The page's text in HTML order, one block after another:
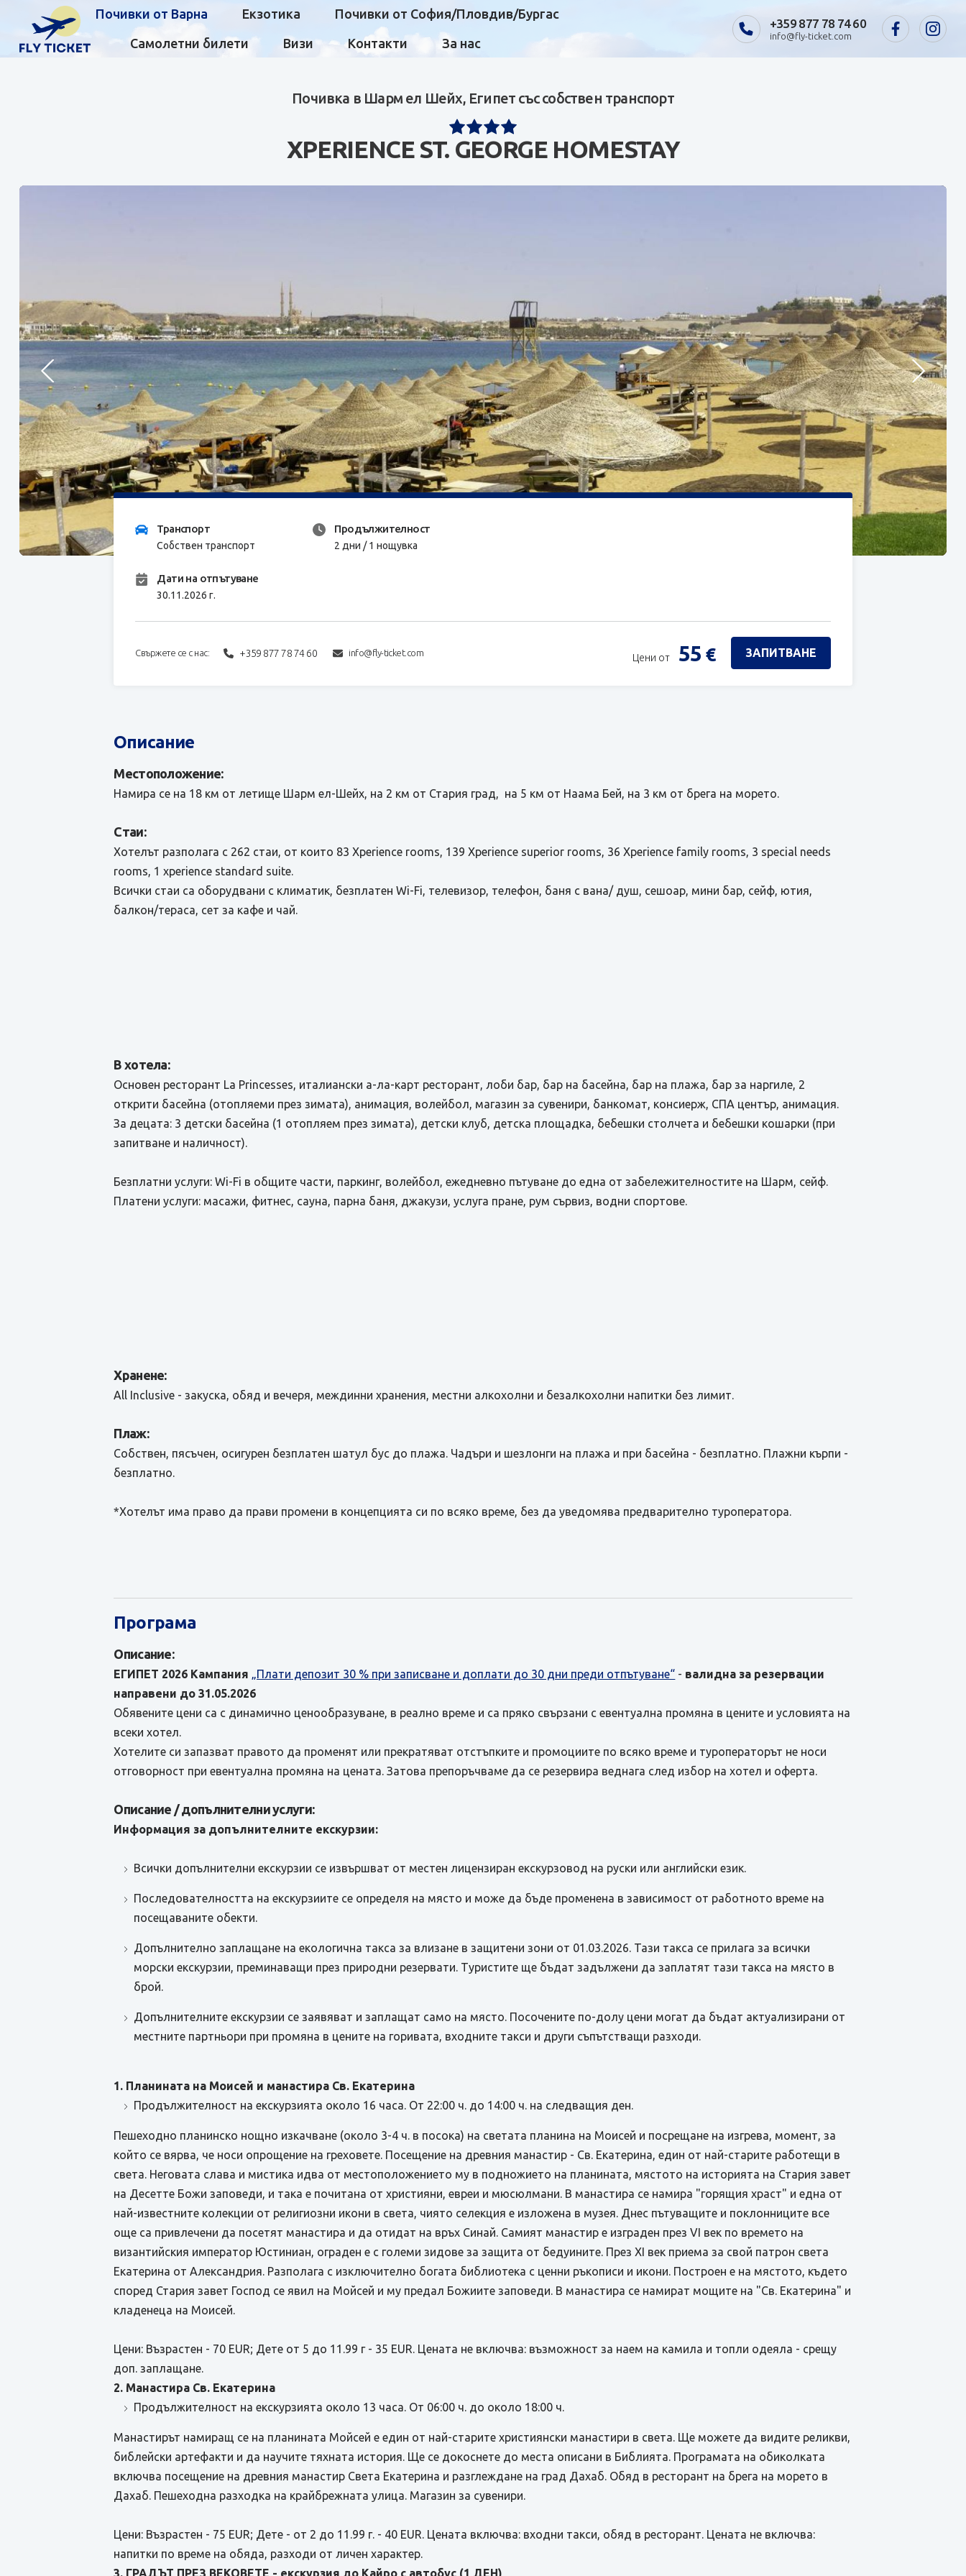
Почивки от Варна Екзотика Почивки от София/Пловдив/Бургас
Самолетни билети Визи Контакти За нас
+359 877 78 74 60
info@fly-ticket.com
Почивка в Шарм ел Шейх, Египет със собствен транспорт
XPERIENCE ST. GEORGE HOMESTAY
Транспорт
Собствен транспорт
Продължителност
2 дни / 1 нощувка
Дати на отпътуване
30.11.2026 г.
Свържете се с нас: +359 877 78 74 60 info@fly-ticket.com Цени от 55 € ЗАПИТВАНЕ
Описание
Местоположение:
Намира се на 18 км от летище Шарм ел-Шейх, на 2 км от Стария град, на 5 км от Наама Бей, на 3 км от брега на морето.
Стаи:
Хотелът разполага с 262 стаи, от които 83 Xperience rooms, 139 Xperience superior rooms, 36 Xperience family rooms, 3 special needs
rooms, 1 xperience standard suite.
Всички стаи са оборудвани с климатик, безплатен Wi-Fi, телевизор, телефон, баня с вана/ душ, сешоар, мини бар, сейф, ютия,
балкон/тераса, сет за кафе и чай.
В хотела:
Основен ресторант La Princesses, италиански а-ла-карт ресторант, лоби бар, бар на басейна, бар на плажа, бар за наргиле, 2
открити басейна (отопляеми през зимата), анимация, волейбол, магазин за сувенири, банкомат, консиерж, СПА център, анимация.
За децата: 3 детски басейна (1 отопляем през зимата), детски клуб, детска площадка, бебешки столчета и бебешки кошарки (при
запитване и наличност).
Безплатни услуги: Wi-Fi в общите части, паркинг, волейбол, ежедневно пътуване до една от забележителностите на Шарм, сейф.
Платени услуги: масажи, фитнес, сауна, парна баня, джакузи, услуга пране, рум сървиз, водни спортове.
Хранене:
All Inclusive - закуска, обяд и вечеря, междинни хранения, местни алкохолни и безалкохолни напитки без лимит.
Плаж:
Собствен, пясъчен, осигурен безплатен шатул бус до плажа. Чадъри и шезлонги на плажа и при басейна - безплатно. Плажни кърпи -
безплатно.
*Хотелът има право да прави промени в концепцията си по всяко време, без да уведомява предварително туроператора.
Програма
Описание:
ЕГИПЕТ 2026 Кампания „Плати депозит 30 % при записване и доплати до 30 дни преди отпътуване“ - валидна за резервации
направени до 31.05.2026
Обявените цени са с динамично ценообразуване, в реално време и са пряко свързани с евентуална промяна в цените и условията на
всеки хотел.
Хотелите си запазват правото да променят или прекратяват отстъпките и промоциите по всяко време и туроператорът не носи
отговорност при евентуална промяна на цената. Затова препоръчваме да се резервира веднага след избор на хотел и оферта.
Описание / допълнителни услуги:
Информация за допълнителните екскурзии:
Всички допълнителни екскурзии се извършват от местен лицензиран екскурзовод на руски или английски език.
Последователността на екскурзиите се определя на място и може да бъде променена в зависимост от работното време на
посещаваните обекти.
Допълнително заплащане на екологична такса за влизане в защитени зони от 01.03.2026. Тази такса се прилага за всички
морски екскурзии, преминаващи през природни резервати. Туристите ще бъдат задължени да заплатят тази такса на място в
брой.
Допълнителните екскурзии се заявяват и заплащат само на място. Посочените по-долу цени могат да бъдат актуализирани от
местните партньори при промяна в цените на горивата, входните такси и други съпътстващи разходи.
1. Планината на Моисей и манастира Св. Екатерина
Продължителност на екскурзията около 16 часа. От 22:00 ч. до 14:00 ч. на следващия ден.
Пешеходно планинско нощно изкачване (около 3-4 ч. в посока) на светата планина на Моисей и посрещане на изгрева, момент, за
който се вярва, че носи опрощение на греховете. Посещение на древния манастир - Св. Екатерина, един от най-старите работещи в
света. Неговата слава и мистика идва от местоположението му в подножието на планината, мястото на историята на Стария завет
на Десетте Божи заповеди, и така е почитана от християни, евреи и мюсюлмани. В манастира се намира "горящия храст" и една от
най-известните колекции от религиозни икони в света, чиято селекция е изложена в музея. Днес пътуващите и поклонниците все
още са привлечени да посетят манастира и да отидат на връх Синай. Самият манастир е изграден през VІ век по времето на
византийския император Юстиниан, ограден е с големи зидове за защита от бедуините. През ХІ век приема за свой патрон света
Екатерина от Александрия. Разполага с изключително богата библиотека с ценни ръкописи и икони. Построен е на мястото, където
според Стария завет Господ се явил на Мойсей и му предал Божиите заповеди. В манастира се намират мощите на "Св. Екатерина" и
кладенеца на Моисей.
Цени: Възрастен - 70 EUR; Дете от 5 до 11.99 г - 35 EUR. Цената не включва: възможност за наем на камила и топли одеяла - срещу
доп. заплащане.
2. Манастира Св. Екатерина
Продължителност на екскурзията около 13 часа. От 06:00 ч. до около 18:00 ч.
Манастирът намиращ се на планината Мойсей е един от най-старите християнски манастири в света. Ще можете да видите реликви,
библейски артефакти и да научите тяхната история. Ще се докоснете до места описани в Библията. Програмата на обиколката
включва посещение на древния манастир Света Екатерина и разглеждане на град Дахаб. Обяд в ресторант на брега на морето в
Дахаб. Пешеходна разходка на крайбрежната улица. Магазин за сувенири.
Цени: Възрастен - 75 EUR; Дете - от 2 до 11.99 г. - 40 EUR. Цената включва: входни такси, обяд в ресторант. Цената не включва:
напитки по време на обяда, разходи от личен характер.
3. ГРАДЪТ ПРЕЗ ВЕКОВЕТЕ - екскурзия до Кайро с автобус (1 ДЕН)